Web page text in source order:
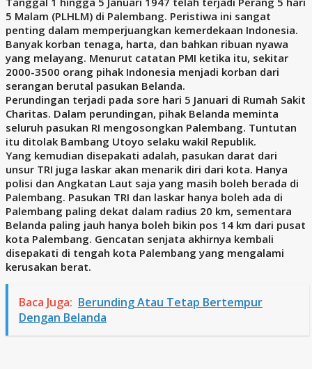
5 Malam (PLHLM) di Palembang. Peristiwa ini sangat
penting dalam memperjuangkan kemerdekaan Indonesia.
Banyak korban tenaga, harta, dan bahkan ribuan nyawa
yang melayang. Menurut catatan PMI ketika itu, sekitar
2000-3500 orang pihak Indonesia menjadi korban dari
serangan berutal pasukan Belanda.
Perundingan terjadi pada sore hari 5 Januari di Rumah Sakit
Charitas. Dalam perundingan, pihak Belanda meminta
seluruh pasukan RI mengosongkan Palembang. Tuntutan
itu ditolak Bambang Utoyo selaku wakil Republik.
Yang kemudian disepakati adalah, pasukan darat dari
unsur TRI juga laskar akan menarik diri dari kota. Hanya
polisi dan Angkatan Laut saja yang masih boleh berada di
Palembang. Pasukan TRI dan laskar hanya boleh ada di
Palembang paling dekat dalam radius 20 km, sementara
Belanda paling jauh hanya boleh bikin pos 14 km dari pusat
kota Palembang. Gencatan senjata akhirnya kembali
disepakati di tengah kota Palembang yang mengalami
kerusakan berat.
Baca Juga: Berunding Atau Tetap Bertempur
Dengan Belanda